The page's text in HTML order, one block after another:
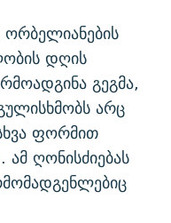
დღის
გეგმა,
არც
ფორმით
ღონისძიებას